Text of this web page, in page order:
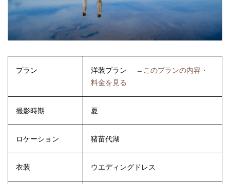
プラン 洋装プラン
→このプランの内容・
料金を見る
撮影時期 夏
ロケーション 猪苗代湖
衣装 ウエディングドレス